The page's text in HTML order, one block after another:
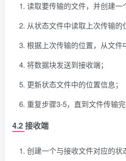
读取要传输的文件，并创建一
从状态文件中读取上次传输的
根据上次传输的位置，从文件
将数据块发送到接收端；
更新状态文件中的位置信息；
重复步骤3-5，直到文件传输完
4.2 接收端
创建一个与接收文件对应的状